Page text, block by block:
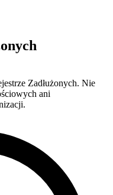
Zadłużonych. Nie
ani